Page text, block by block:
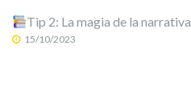
Tip 2: La magia de la narrativa
15/10/2023